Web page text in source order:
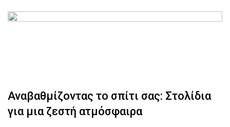
Αναβαθμίζοντας το σπίτι σας: Στολίδια
για μια ζεστή ατμόσφαιρα